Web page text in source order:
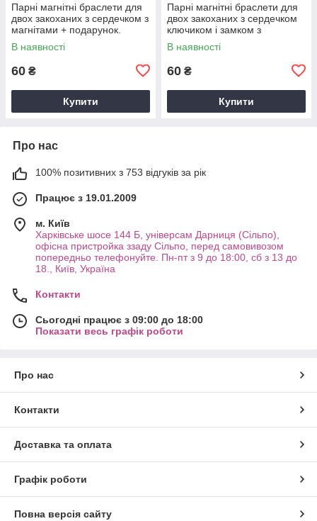
Парні магнітні браслети для
двох закоханих з сердечком з
магнітами + подарунок.
В наявності
60 ₴
Купити
Парні магнітні браслети для
двох закоханих з сердечком
ключиком і замком з
магнітами + подарунок
В наявності
60 ₴
Купити
Про нас
100% позитивних з 753 відгуків за рік
Працює з 19.01.2009
м. Київ
Харківське шосе 144 Б, універсам Дарниця (Сільпо),
офісна пристройка ззаду Сільпо, перед самовивозом
попередньо телефонуйте. Пн-пт з 9 до 18:00, сб з 13 до
18., Київ, Україна
Контакти
Сьогодні працює з 09:00 до 18:00
Показати весь графік роботи
Про нас
Контакти
Доставка та оплата
Графік роботи
Повна версія сайту